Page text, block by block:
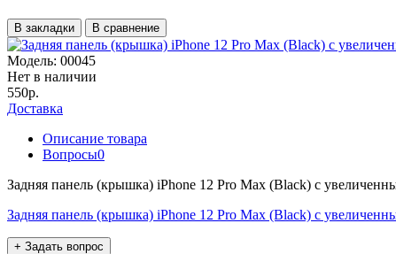
В закладки В сравнение
Модель: 00045
Нет в наличии
550р.
Доставка
Описание товара
Вопросы0
Задняя панель (крышка) iPhone 12 Pro Max (Black) с
Задняя панель (крышка) iPhone 12 Pro Max (Black) с
+ Задать вопрос